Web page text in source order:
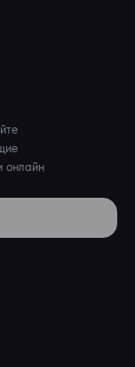
онлайн